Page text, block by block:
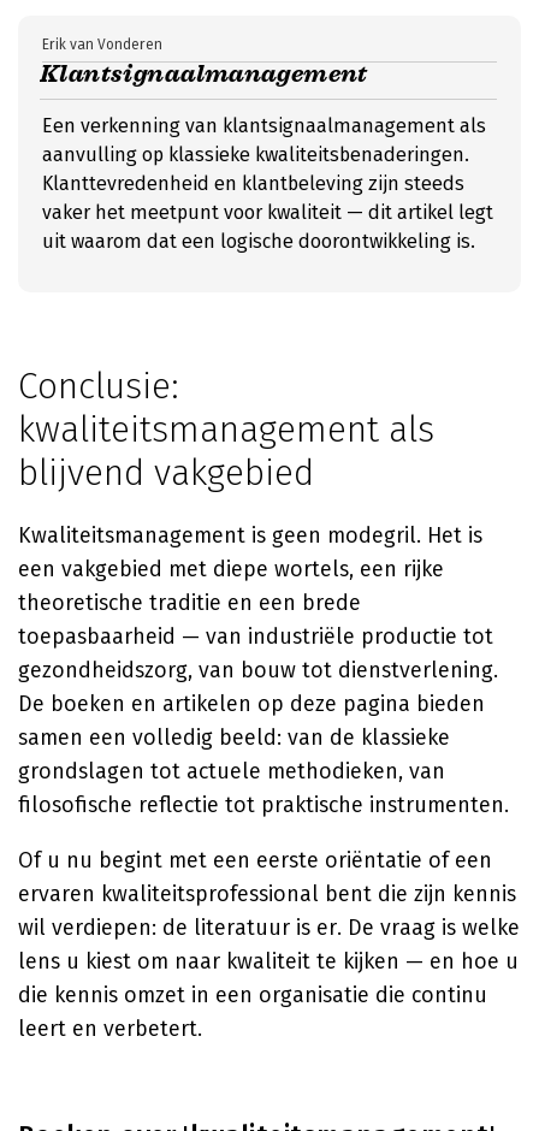
Klantsignaalmanagement
Erik van Vonderen
Een verkenning van klantsignaalmanagement als
aanvulling op klassieke kwaliteitsbenaderingen.
Klanttevredenheid en klantbeleving zijn steeds
vaker het meetpunt voor kwaliteit — dit artikel legt
uit waarom dat een logische doorontwikkeling is.
Conclusie:
kwaliteitsmanagement als
blijvend vakgebied
Kwaliteitsmanagement is geen modegril. Het is
een vakgebied met diepe wortels, een rijke
theoretische traditie en een brede
toepasbaarheid — van industriële productie tot
gezondheidszorg, van bouw tot dienstverlening.
De boeken en artikelen op deze pagina bieden
samen een volledig beeld: van de klassieke
grondslagen tot actuele methodieken, van
filosofische reflectie tot praktische instrumenten.
Of u nu begint met een eerste oriëntatie of een
ervaren kwaliteitsprofessional bent die zijn kennis
wil verdiepen: de literatuur is er. De vraag is welke
lens u kiest om naar kwaliteit te kijken — en hoe u
die kennis omzet in een organisatie die continu
leert en verbetert.